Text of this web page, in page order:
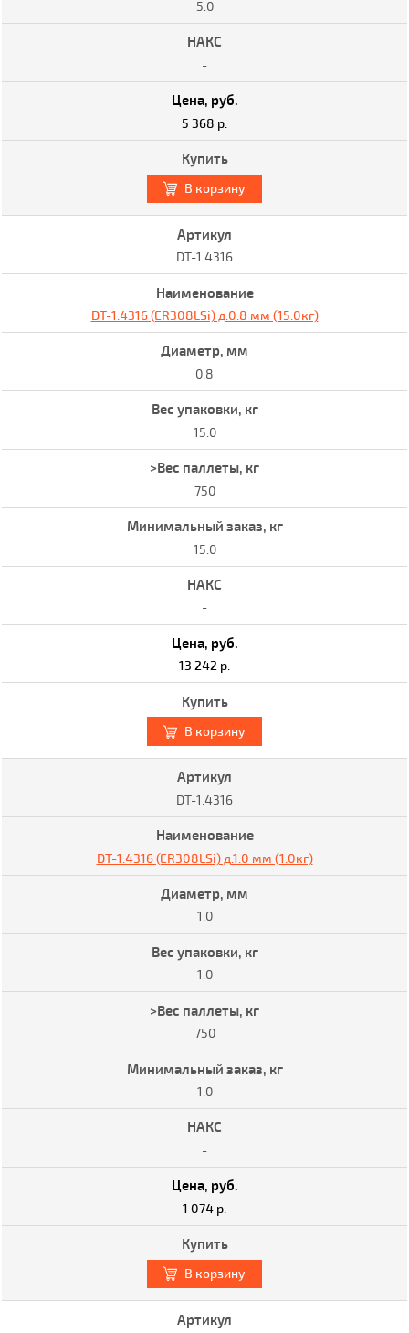
5.0
-
5 368 р.
В корзину
DT-1.4316
DT-1.4316 (ER308LSi) д.0.8 мм (15.0кг)
0,8
15.0
750
15.0
-
13 242 р.
В корзину
DT-1.4316
DT-1.4316 (ER308LSi) д.1.0 мм (1.0кг)
1.0
1.0
750
1.0
-
1 074 р.
В корзину